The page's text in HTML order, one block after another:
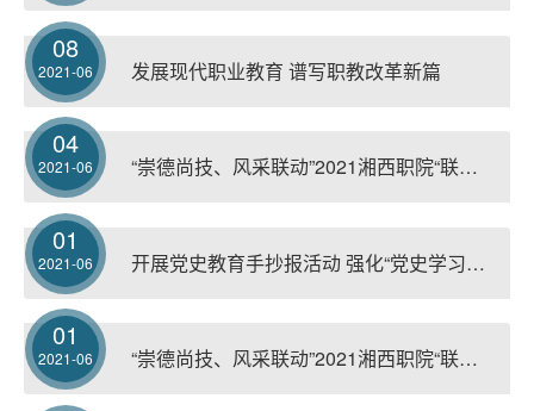
08
2021-06 发展现代职业教育 谱写职教改革新篇
04
2021-06 “崇德尚技、风采联动”2021湘西职院“联通杯”篮球赛圆满落幕
01
2021-06 开展党史教育手抄报活动 强化“党史学习教育”实践
01
2021-06 “崇德尚技、风采联动”2021湘西职院“联通杯”篮球赛开幕